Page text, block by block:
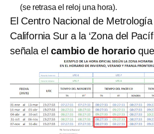
(se retrasa el reloj una hora).
El Centro Nacional de
California Sur a la ‘Zona del
señala elcambio de horario